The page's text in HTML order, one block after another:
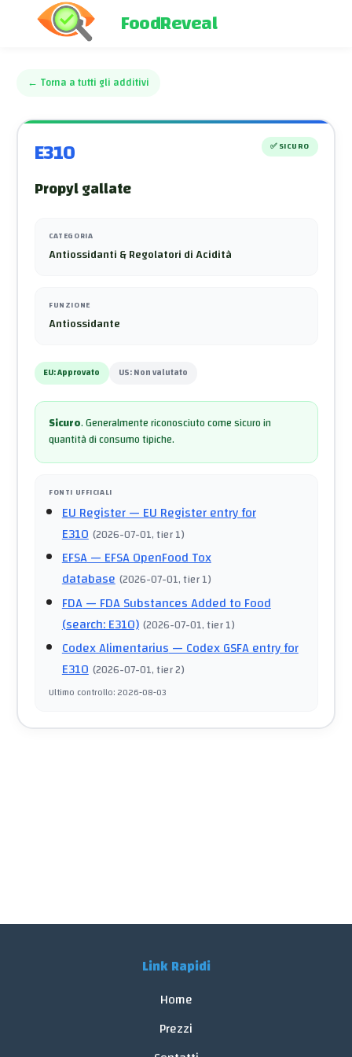
FoodReveal
← Torna a tutti gli additivi
E310 ✅SICURO
Propyl gallate
CATEGORIA
Antiossidanti & Regolatori di Acidità
FUNZIONE
Antiossidante
EU:Approvato US:Non valutato
Sicuro.Generalmente riconosciuto come sicuro in
quantità di consumo tipiche.
FONTI UFFICIALI
EU Register— EU Register entry for
E310 (2026-07-01, tier 1)
EFSA— EFSA OpenFood Tox
database (2026-07-01, tier 1)
FDA— FDA Substances Added to Food
(search: E310) (2026-07-01, tier 1)
Codex Alimentarius— Codex GSFA entry for
E310 (2026-07-01, tier 2)
Ultimo controllo:2026-08-03
Link Rapidi
Home
Prezzi